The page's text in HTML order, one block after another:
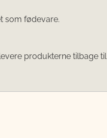
som fødevare.
produkterne tilbage